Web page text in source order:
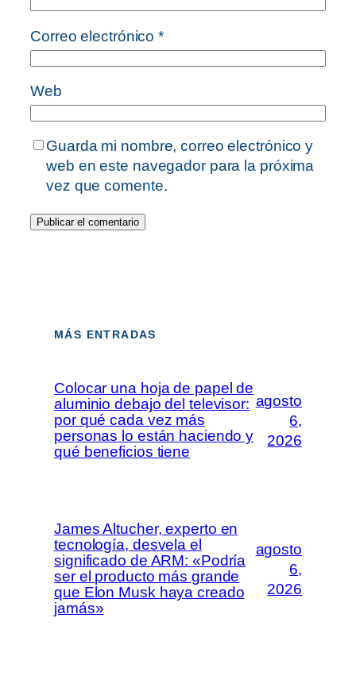
Correo electrónico*
Web
Guarda mi nombre, correo electrónico y
web en este navegador para la próxima
vez que comente.
MÁS ENTRADAS
Colocar una hoja de papel de
aluminio debajo del televisor:
por qué cada vez más
personas lo están haciendo y
qué beneficios tiene
agosto
6,
2026
James Altucher, experto en
tecnología, desvela el
significado de ARM: «Podría
ser el producto más grande
que Elon Musk haya creado
jamás»
agosto
6,
2026